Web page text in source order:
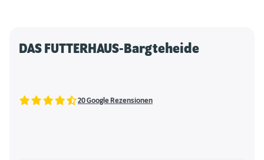
DAS FUTTERHAUS-Bargteheide
20 Google Rezensionen